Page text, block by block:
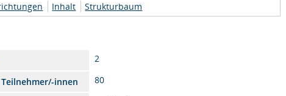
Inhalt Strukturbaum
2
innen
80